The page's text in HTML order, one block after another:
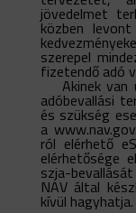
jövedelmet
közben
szerepel
fizetendő adó
Akinek van
adóbevallási
és szükség
a
ról elérhető
elérhetősége
szja-
NAV által
kívül hagyhatja.